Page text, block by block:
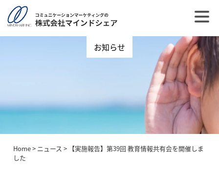
お知らせ
Home> ニュース > 【実施報告】第39回 教育情報共有会を開催しま
した